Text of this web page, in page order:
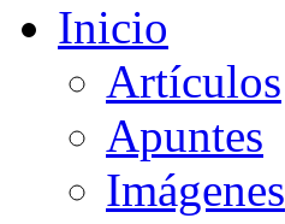
Inicio
Artículos
Apuntes
Imágenes